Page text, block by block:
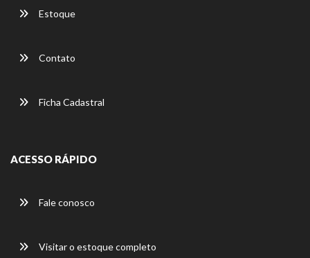
Estoque
Contato
Ficha Cadastral
ACESSO RÁPIDO
Fale conosco
Visitar o estoque completo